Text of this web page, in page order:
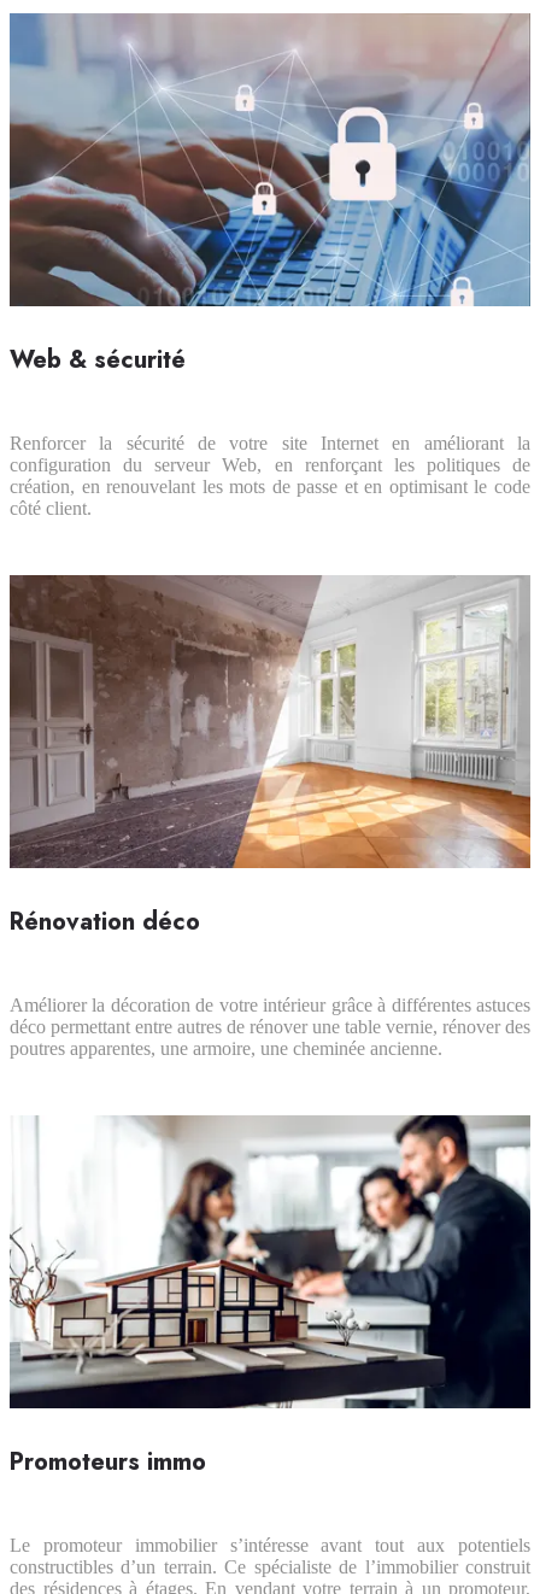
Web & sécurité
Renforcer la sécurité de votre site Internet en améliorant la
configuration du serveur Web, en renforçant les politiques de
création, en renouvelant les mots de passe et en optimisant le code
côté client.
Rénovation déco
Améliorer la décoration de votre intérieur grâce à différentes astuces
déco permettant entre autres de rénover une table vernie, rénover des
poutres apparentes, une armoire, une cheminée ancienne.
Promoteurs immo
Le promoteur immobilier s’intéresse avant tout aux potentiels
constructibles d’un terrain. Ce spécialiste de l’immobilier construit
des résidences à étages. En vendant votre terrain à un promoteur,